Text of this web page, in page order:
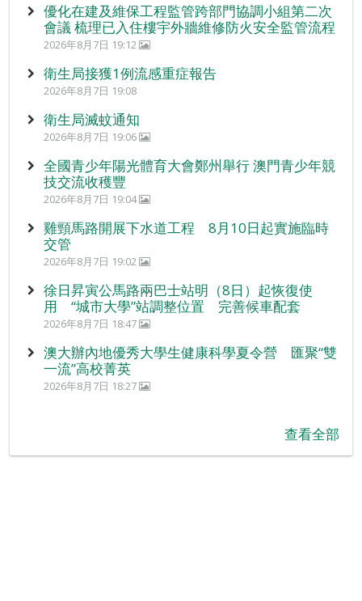
優化在建及維保工程監管跨部門協調小組第二次
會議 梳理已入住樓宇外牆維修防火安全監管流程
2026年8月7日 19:12
衛生局接獲1例流感重症報告
2026年8月7日 19:08
衛生局滅蚊通知
2026年8月7日 19:06
全國青少年陽光體育大會鄭州舉行 澳門青少年競
技交流收穫豐
2026年8月7日 19:04
雞頸馬路開展下水道工程 8月10日起實施臨時
交管
2026年8月7日 19:02
徐日昇寅公馬路兩巴士站明（8日）起恢復使
用 “城市大學”站調整位置 完善候車配套
2026年8月7日 18:47
澳大辦內地優秀大學生健康科學夏令營 匯聚“雙
一流”高校菁英
2026年8月7日 18:27
查看全部